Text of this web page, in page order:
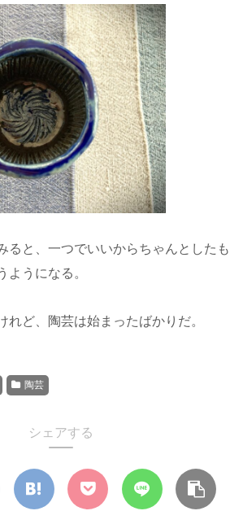
ると、一つでいいからちゃんとしたも
ようになる。
れど、陶芸は始まったばかりだ。
陶芸
シェアする